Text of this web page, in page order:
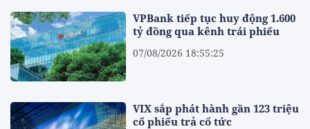
VPBank tiếp tục huy động 1.600
tỷ đồng qua kênh trái phiếu
07/08/2026 18:55:25
VIX sắp phát hành gần 123 triệu
cổ phiếu trả cổ tức